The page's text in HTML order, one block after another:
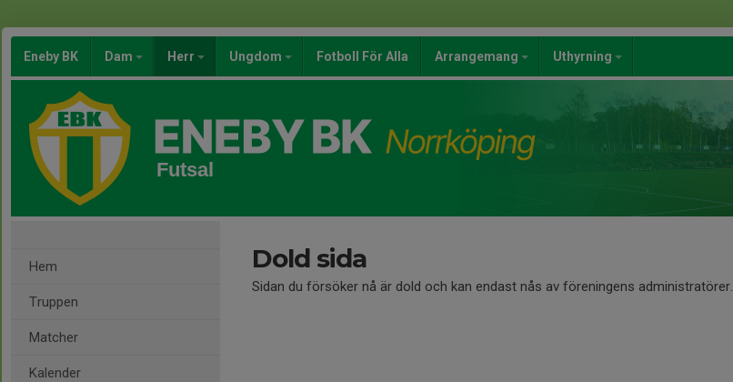
Eneby BK Dam Herr Ungdom Fotboll För Alla Arrangemang Uthyrning
Futsal
Hem
Truppen
Matcher
Kalender
Dold sida
Sidan du försöker nå är dold och kan endast nås av föreningens administratörer.